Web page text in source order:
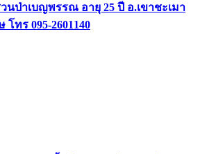
นป่าเบญพรรณ อายุ 25 ปี อ.เขาชะเมา
โทร 095-2601140